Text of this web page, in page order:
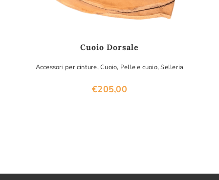
Cuoio Dorsale
Accessori per cinture,Cuoio, Pelle e cuoio,Selleria
€205,00